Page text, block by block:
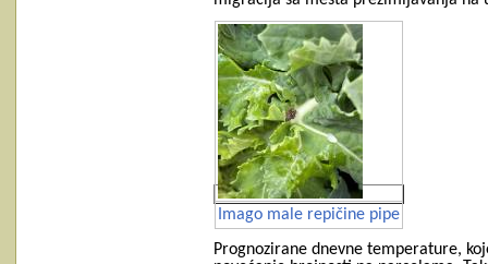
Imago male repičine pipe
Prognozirane dnevne temperature,